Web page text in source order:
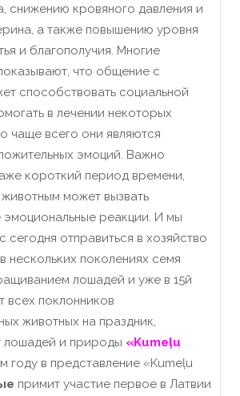
снижению кровяного давления и
а также повышению уровня
и благополучия. Многие
что общение с
способствовать социальной
в лечении некоторых
чаще всего они являются
эмоций. Важно
короткий период времени,
может вызвать
эмоциональные реакции. И мы
сегодня отправиться в хозяйство
нескольких поколениях семя
лошадей и уже в 15й
всех поклонников
животных на праздник,
лошадей и природы «Kumeļu
году в представление «Kumeļu
примит участие первое в Латвии